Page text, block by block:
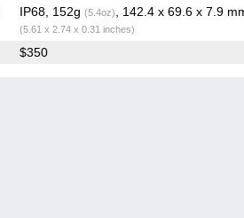
IP68, 152g (5.4oz) , 142.4 x 69.6 x 7.9
(5.61 x 2.74 x 0.31 inches)
$350